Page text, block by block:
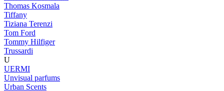
Thomas Kosmala
Tiffany
Tiziana Terenzi
Tom Ford
Tommy Hilfiger
Trussardi
U
UERMI
Unvisual parfums
Urban Scents